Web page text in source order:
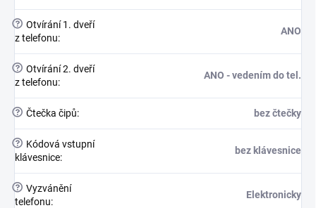
? Otvírání 1. dveří
z telefonu:
ANO
? Otvírání 2. dveří
z telefonu:
ANO - vedením do tel.
? Čtečka čipů: bez čtečky
?
Kódová vstupní
klávesnice:
bez klávesnice
? Vyzvánění
telefonu:
Elektronicky